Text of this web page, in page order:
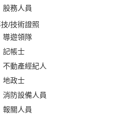
股務人員
/技術證照
導遊領隊
記帳士
不動產經紀人
地政士
消防設備人員
報關人員